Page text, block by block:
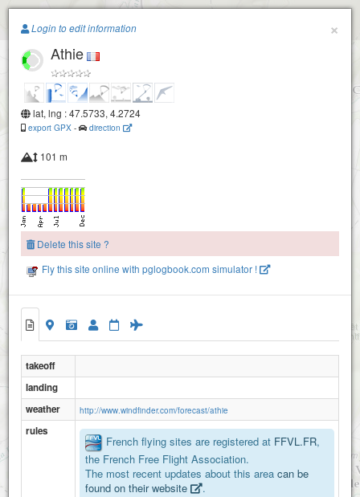
Paragliding.Earth
+
×
Login to edit information
Athie
lat, lng : 47.5733, 4.2724
export GPX - direction
101 m
Delete this site ?
Fly this site online with pglogbook.com simulator !
takeoff
landing
weather
http://www.windfinder.com/forecast/athie
rules
French flying sites are registered at FFVL.FR,
the French Free Flight Association.
The most recent updates about this area can be
found on their website
.